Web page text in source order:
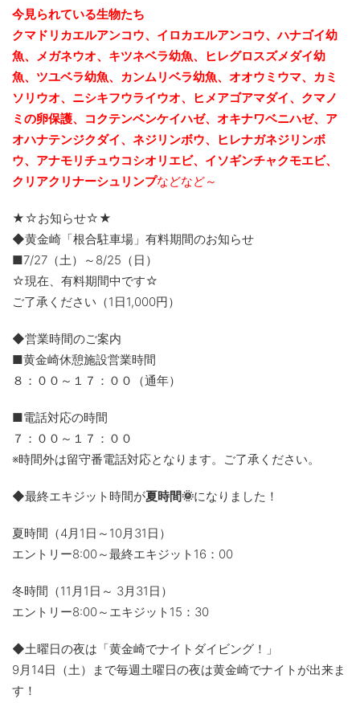
今見られている生物たち
クマドリカエルアンコウ、イロカエルアンコウ、ハナゴイ幼
魚、メガネウオ、キツネベラ幼魚、ヒレグロスズメダイ幼
魚、ツユベラ幼魚、カンムリベラ幼魚、 オオウミウマ、カミ
ソリウオ、ニシキフウライウオ、ヒメアゴアマダイ、クマノ
ミの卵保護、コクテンベンケイハゼ、オキナワベニハゼ、 ア
オハナテンジクダイ、ネジリンボウ、ヒレナガネジリンボ
ウ、アナモリチュウコシオリエビ、 イソギンチャクモエビ、
クリアクリナーシュリンプなどなど～
★☆お知らせ☆★
◆黄金崎「根合駐車場」有料期間のお知らせ
■7/27（土）～8/25（日）
☆現在、有料期間中です☆
ご了承ください（1日1,000円）
◆営業時間のご案内
■黄金崎休憩施設営業時間
８：００～１７：００（通年）
■電話対応の時間
７：００～１７：００
※時間外は留守番電話対応となります。ご了承ください。
◆最終エキジット時間が夏時間🌞になりました！
夏時間（4月1日～10月31日）
エントリー8:00～最終エキジット16：00
冬時間（11月1日～ 3月31日）
エントリー8:00～エキジット15：30
◆土曜日の夜は「黄金崎でナイトダイビング！」
9月14日（土）まで毎週土曜日の夜は黄金崎でナイトが出来ま
す！